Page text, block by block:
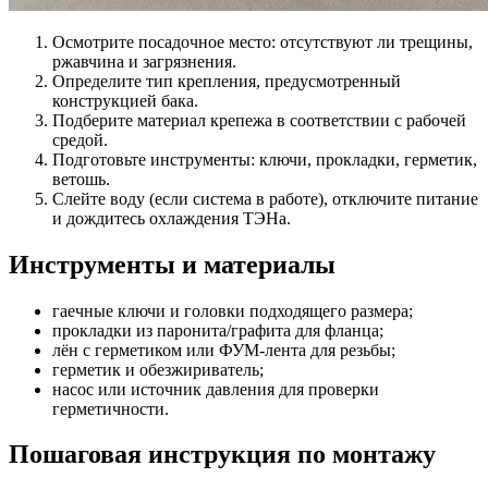
Осмотрите посадочное место: отсутствуют ли трещины,
ржавчина и загрязнения.
Определите тип крепления, предусмотренный
конструкцией бака.
Подберите материал крепежа в соответствии с рабочей
средой.
Подготовьте инструменты: ключи, прокладки, герметик,
ветошь.
Слейте воду (если система в работе), отключите питание
и дождитесь охлаждения ТЭНа.
Инструменты и материалы
гаечные ключи и головки подходящего размера;
прокладки из паронита/графита для фланца;
лён с герметиком или ФУМ-лента для резьбы;
герметик и обезжириватель;
насос или источник давления для проверки
герметичности.
Пошаговая инструкция по монтажу